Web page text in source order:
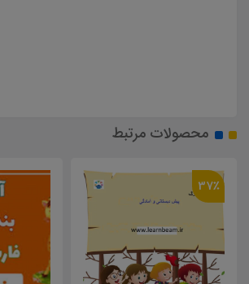
محصولات مرتبط